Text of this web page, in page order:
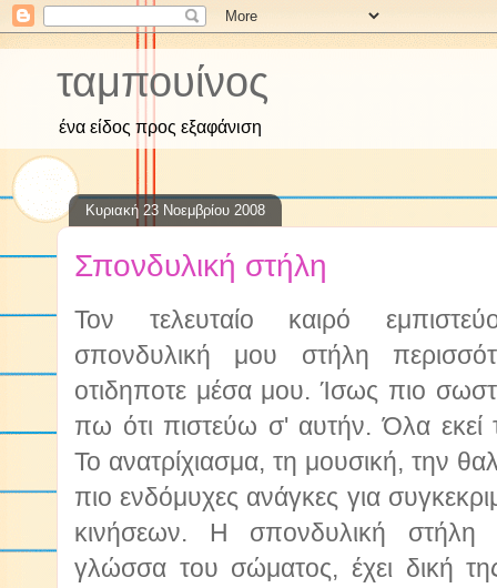
ταμπουίνος
ένα είδος προς εξαφάνιση
Κυριακή 23 Νοεμβρίου 2008
Σπονδυλική στήλη
Τον τελευταίο καιρό
σπονδυλική μου στήλη
οτιδηποτε μέσα μου. Ίσως πιο
πω ότι πιστεύω σ' αυτήν. Όλα εκεί
Το ανατρίχιασμα, τη μουσική, την
πιο ενδόμυχες ανάγκες για
κινήσεων. Η σπονδυλική στήλη
γλώσσα του σώματος, έχει δική